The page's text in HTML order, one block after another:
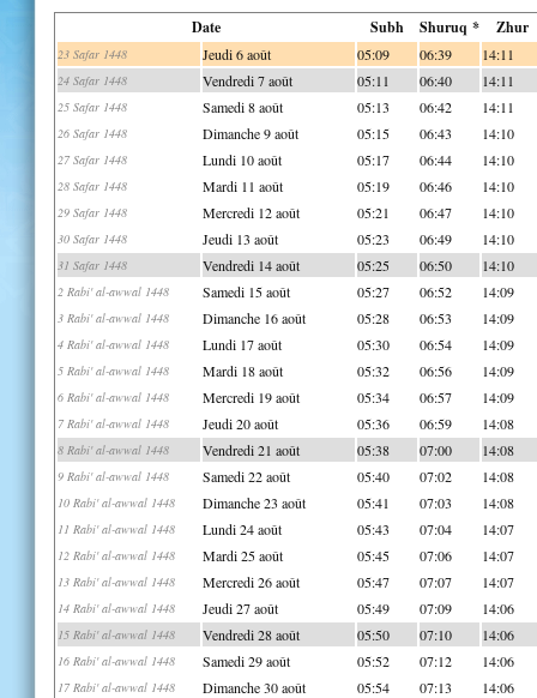
Date Subh Shuruq * Zhur
23 Safar 1448 Jeudi 6 août 05:09 06:39 14:11
24 Safar 1448 Vendredi 7 août 05:11 06:40 14:11
25 Safar 1448 Samedi 8 août 05:13 06:42 14:11
26 Safar 1448 Dimanche 9 août 05:15 06:43 14:10
27 Safar 1448 Lundi 10 août 05:17 06:44 14:10
28 Safar 1448 Mardi 11 août 05:19 06:46 14:10
29 Safar 1448 Mercredi 12 août 05:21 06:47 14:10
30 Safar 1448 Jeudi 13 août 05:23 06:49 14:10
31 Safar 1448 Vendredi 14 août 05:25 06:50 14:10
2 Rabi' al-awwal 1448 Samedi 15 août 05:27 06:52 14:09
3 Rabi' al-awwal 1448 Dimanche 16 août 05:28 06:53 14:09
4 Rabi' al-awwal 1448 Lundi 17 août 05:30 06:54 14:09
5 Rabi' al-awwal 1448 Mardi 18 août 05:32 06:56 14:09
6 Rabi' al-awwal 1448 Mercredi 19 août 05:34 06:57 14:09
7 Rabi' al-awwal 1448 Jeudi 20 août 05:36 06:59 14:08
8 Rabi' al-awwal 1448 Vendredi 21 août 05:38 07:00 14:08
9 Rabi' al-awwal 1448 Samedi 22 août 05:40 07:02 14:08
10 Rabi' al-awwal 1448 Dimanche 23 août 05:41 07:03 14:08
11 Rabi' al-awwal 1448 Lundi 24 août 05:43 07:04 14:07
12 Rabi' al-awwal 1448 Mardi 25 août 05:45 07:06 14:07
13 Rabi' al-awwal 1448 Mercredi 26 août 05:47 07:07 14:07
14 Rabi' al-awwal 1448 Jeudi 27 août 05:49 07:09 14:06
15 Rabi' al-awwal 1448 Vendredi 28 août 05:50 07:10 14:06
16 Rabi' al-awwal 1448 Samedi 29 août 05:52 07:12 14:06
17 Rabi' al-awwal 1448 Dimanche 30 août 05:54 07:13 14:06